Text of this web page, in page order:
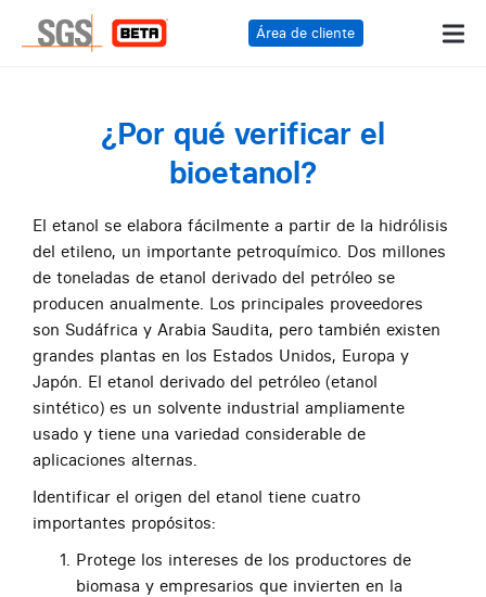
Área de cliente
¿Por qué verificar el
bioetanol?
El etanol se elabora fácilmente a partir de la hidrólisis
del etileno, un importante petroquímico. Dos millones
de toneladas de etanol derivado del petróleo se
producen anualmente. Los principales proveedores
son Sudáfrica y Arabia Saudita, pero también existen
grandes plantas en los Estados Unidos, Europa y
Japón. El etanol derivado del petróleo (etanol
sintético) es un solvente industrial ampliamente
usado y tiene una variedad considerable de
aplicaciones alternas.
Identificar el origen del etanol tiene cuatro
importantes propósitos:
Protege los intereses de los productores de
biomasa y empresarios que invierten en la